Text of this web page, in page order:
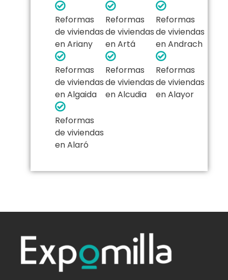
Reformas
de viviendas
en Ariany
Reformas
de viviendas
en Artá
Reformas
de viviendas
en Andrach
Reformas
de viviendas
en Algaida
Reformas
de viviendas
en Alcudia
Reformas
de viviendas
en Alayor
Reformas
de viviendas
en Alaró